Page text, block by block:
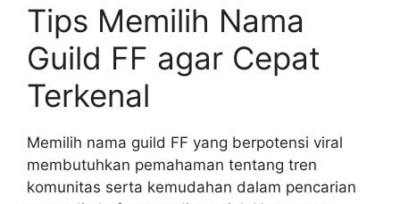
Tips Memilih Nama
Guild FF agar Cepat
Terkenal
Memilih nama guild FF yang berpotensi viral
membutuhkan pemahaman tentang tren
komunitas serta kemudahan dalam pencarian